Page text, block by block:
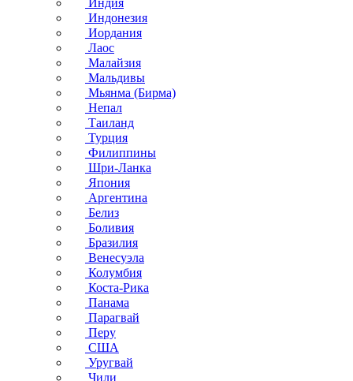
Индия
Индонезия
Иордания
Лаос
Малайзия
Мальдивы
Мьянма (Бирма)
Непал
Таиланд
Турция
Филиппины
Шри-Ланка
Япония
Аргентина
Белиз
Боливия
Бразилия
Венесуэла
Колумбия
Коста-Рика
Панама
Парагвай
Перу
США
Уругвай
Чили